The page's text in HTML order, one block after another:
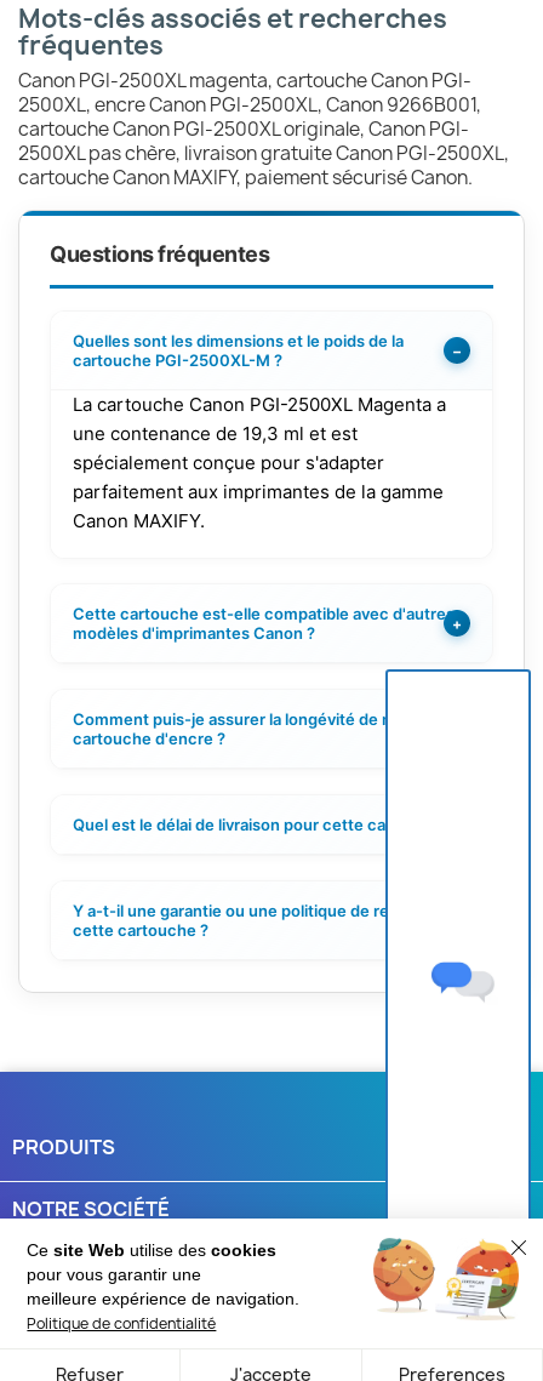
Cesite Web utilise descookies
pour vous garantir une
meilleure expérience de navigation.
Politique de confidentialité
Refuser J'accepte Preferences
Une question ?
Mots-clés associés et recherches
fréquentes
Canon PGI-2500XL magenta, cartouche Canon PGI-
2500XL, encre Canon PGI-2500XL, Canon 9266B001,
cartouche Canon PGI-2500XL originale, Canon PGI-
2500XL pas chère, livraison gratuite Canon PGI-2500XL,
cartouche Canon MAXIFY, paiement sécurisé Canon.
Questions fréquentes
Quelles sont les dimensions et le poids de la
cartouche PGI-2500XL-M ?
−
La cartouche Canon PGI-2500XL Magenta a
une contenance de 19,3 ml et est
spécialement conçue pour s'adapter
parfaitement aux imprimantes de la gamme
Canon MAXIFY.
Cette cartouche est-elle compatible avec d'autres
modèles d'imprimantes Canon ?
+
Comment puis-je assurer la longévité de ma
cartouche d'encre ?
Quel est le délai de livraison pour cette cartouche ?
Y a-t-il une garantie ou une politique de retour pour
cette cartouche ?
PRODUITS
NOTRE SOCIÉTÉ
VOTRE COMPTE 
INFORMATIONS